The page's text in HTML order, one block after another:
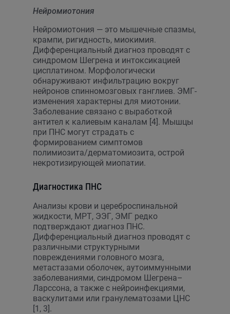
Нейромиотония
Нейромиотония — это мышечные спазмы,
крампи, ригидность, миокимия.
Дифференциальный диагноз проводят с
синдромом Шегрена и интоксикацией
цисплатином. Морфологически
обнаруживают инфильтрацию вокруг
нейронов спинномозговых ганглиев. ЭМГ-
изменения характерны для миотонии.
Заболевание связано с выработкой
антител к калиевым каналам [4]. Мышцы
при ПНС могут страдать с
формированием симптомов
полимиозита/дерматомиозита, острой
некротизирующей миопатии.
Диагностика ПНС
Анализы крови и цереброспинальной
жидкости, МРТ, ЭЭГ, ЭМГ редко
подтверждают диагноз ПНС.
Дифференциальный диагноз проводят с
различными структурными
повреждениями головного мозга,
метастазами оболочек, аутоиммунными
заболеваниями, синдромом Шегрена–
Ларссона, а также с нейроинфекциями,
васкулитами или гранулематозами ЦНС
[1, 3].